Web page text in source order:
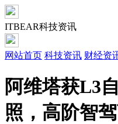
ITBEAR科技资讯
网站首页 科技资讯 财经资
阿维塔获L3
照，高阶智